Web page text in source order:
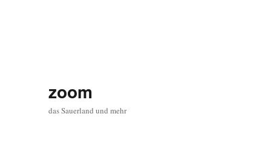
zoom
das Sauerland und mehr